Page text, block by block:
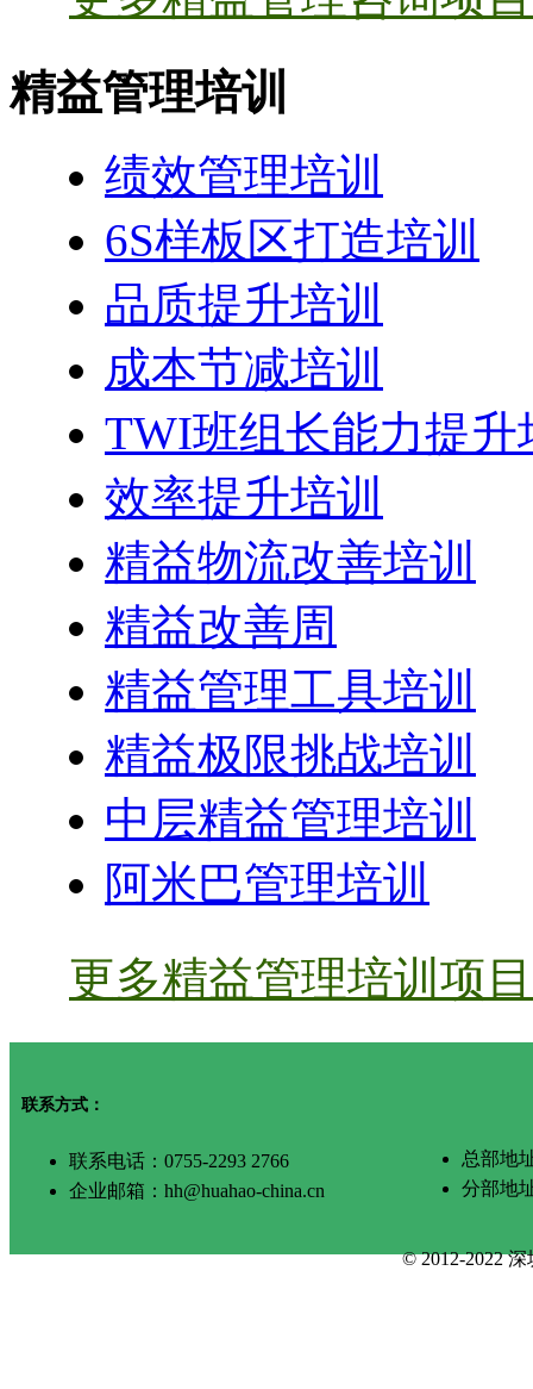
精益管理培训
绩效管理培训
6S样板区打造培训
品质提升培训
成本节减培训
TWI班组长能力提升
效率提升培训
精益物流改善培训
精益改善周
精益管理工具培训
精益极限挑战培训
中层精益管理培训
阿米巴管理培训
更多精益管理培训项
联系方式：
联系电话：0755-2293 2766
企业邮箱：hh@huahao-china.cn
总部地
分部地
© 2012-2022